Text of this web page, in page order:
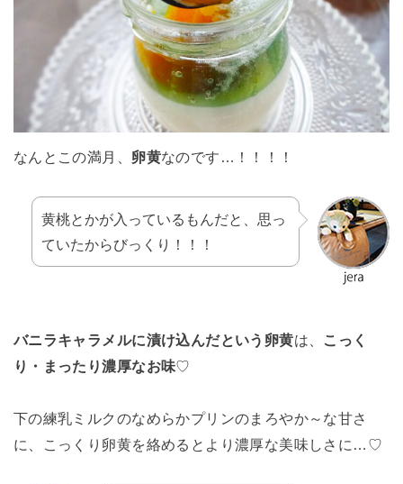
なんとこの満月、 卵黄なのです…！！！！
黄桃とかが入っているもんだと、思っ
ていたからびっくり！！！
バニラキャラメルに漬け込んだという卵黄は、 こっく
り・まったり濃厚なお味♡
下の練乳ミルクのなめらかプリンのまろやか～な甘さ
に、こっくり卵黄を絡めるとより濃厚な美味しさに…♡